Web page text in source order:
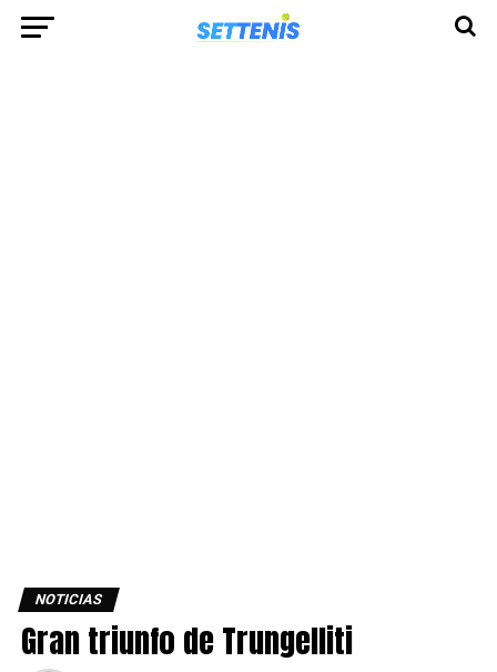
NOTICIAS
Gran triunfo de Trungelliti